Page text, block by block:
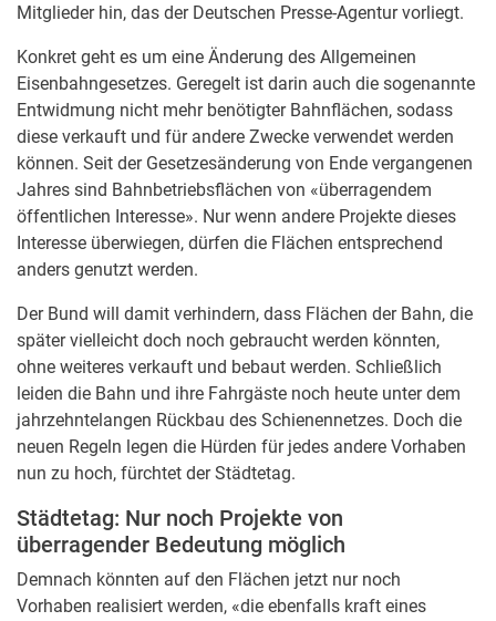
Mitglieder hin, das der Deutschen Presse-Agentur vorliegt.
Konkret geht es um eine Änderung des Allgemeinen
Eisenbahngesetzes. Geregelt ist darin auch die sogenannte
Entwidmung nicht mehr benötigter Bahnflächen, sodass
diese verkauft und für andere Zwecke verwendet werden
können. Seit der Gesetzesänderung von Ende vergangenen
Jahres sind Bahnbetriebsflächen von «überragendem
öffentlichen Interesse». Nur wenn andere Projekte dieses
Interesse überwiegen, dürfen die Flächen entsprechend
anders genutzt werden.
Der Bund will damit verhindern, dass Flächen der Bahn, die
später vielleicht doch noch gebraucht werden könnten,
ohne weiteres verkauft und bebaut werden. Schließlich
leiden die Bahn und ihre Fahrgäste noch heute unter dem
jahrzehntelangen Rückbau des Schienennetzes. Doch die
neuen Regeln legen die Hürden für jedes andere Vorhaben
nun zu hoch, fürchtet der Städtetag.
Städtetag: Nur noch Projekte von
überragender Bedeutung möglich
Demnach könnten auf den Flächen jetzt nur noch
Vorhaben realisiert werden, «die ebenfalls kraft eines